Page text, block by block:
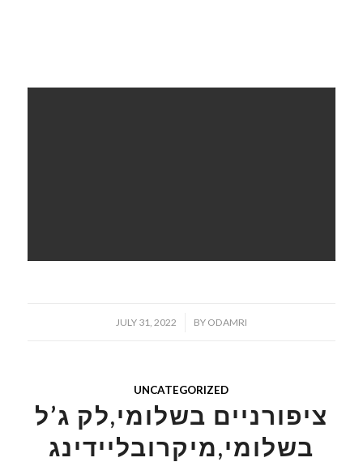
JULY 31, 2022
/ BY ODAMRI
UNCATEGORIZED
ציפורניים בשלומי,לק ג’ל
בשלומי,מיקרובליידינג